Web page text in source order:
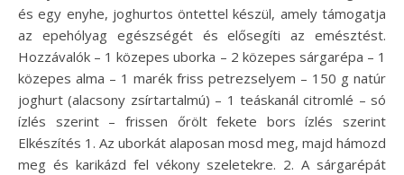
és egy enyhe, joghurtos öntettel készül, amely támogatja
az epehólyag egészségét és elősegíti az emésztést.
Hozzávalók – 1 közepes uborka – 2 közepes sárgarépa – 1
közepes alma – 1 marék friss petrezselyem – 150 g natúr
joghurt (alacsony zsírtartalmú) – 1 teáskanál citromlé – só
ízlés szerint – frissen őrölt fekete bors ízlés szerint
Elkészítés 1. Az uborkát alaposan mosd meg, majd hámozd
meg és karikázd fel vékony szeletekre. 2. A sárgarépát